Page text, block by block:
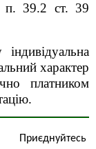
п. 39.2 ст. 39
характер
платником
Приєднуйтесь